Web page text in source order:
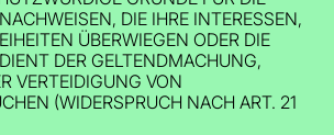
DIE IHRE INTERESSEN,
ÜBERWIEGEN ODER DIE
DER GELTENDMACHUNG,
VERTEIDIGUNG VON
(WIDERSPRUCH NACH ART. 21